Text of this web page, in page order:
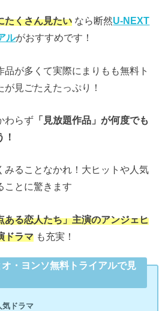
たくさん見たい なら断然U-NEXT
ルがおすすめです！
品が多くて実際にまりもも無料ト
見ごたえたっぷり！
わらず 「見放題作品」が何度でも
みることなかれ！大ヒットや人気
ことに驚きます
ある恋人たち」主演のアンジェヒ
ドラマ も充実！
・ヨンソ無料トライアルで見
気ドラマ